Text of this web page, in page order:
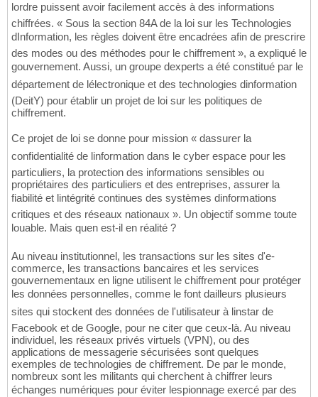
lordre puissent avoir facilement accès à des informations
chiffrées. « Sous la section 84A de la loi sur les Technologies
dInformation, les règles doivent être encadrées afin de prescrire
des modes ou des méthodes pour le chiffrement », a expliqué le
gouvernement. Aussi, un groupe dexperts a été constitué par le
département de lélectronique et des technologies dinformation
(DeitY) pour établir un projet de loi sur les politiques de
chiffrement.
Ce projet de loi se donne pour mission « dassurer la
confidentialité de linformation dans le cyber espace pour les
particuliers, la protection des informations sensibles ou
propriétaires des particuliers et des entreprises, assurer la
fiabilité et lintégrité continues des systèmes dinformations
critiques et des réseaux nationaux ». Un objectif somme toute
louable. Mais quen est-il en réalité ?
Au niveau institutionnel, les transactions sur les sites d'e-
commerce, les transactions bancaires et les services
gouvernementaux en ligne utilisent le chiffrement pour protéger
les données personnelles, comme le font dailleurs plusieurs
sites qui stockent des données de l'utilisateur à linstar de
Facebook et de Google, pour ne citer que ceux-là. Au niveau
individuel, les réseaux privés virtuels (VPN), ou des
applications de messagerie sécurisées sont quelques
exemples de technologies de chiffrement. De par le monde,
nombreux sont les militants qui cherchent à chiffrer leurs
échanges numériques pour éviter lespionnage exercé par des